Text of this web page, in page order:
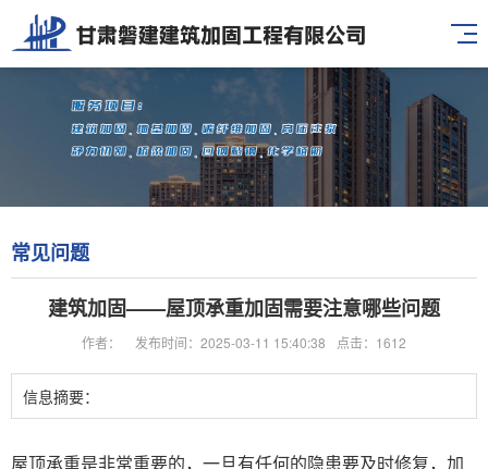
常见问题
建筑加固——屋顶承重加固需要注意哪些问题
作者： 发布时间：2025-03-11 15:40:38 点击：1612
信息摘要：
屋顶承重是非常重要的，一旦有任何的隐患要及时修复，加